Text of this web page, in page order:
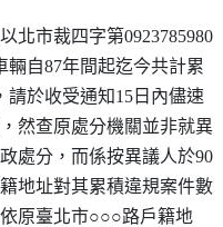
北市裁四字第0923785980
輛自87年間起迄今共計累
請於收受通知15日內儘速
然查原處分機關並非就異
處分，而係按異議人於90
地址對其累積違規案件數
依原臺北市○○○路戶籍地